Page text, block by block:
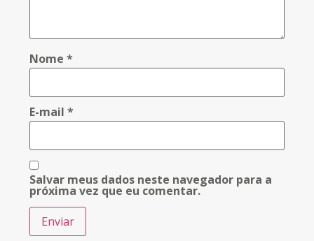
Nome*
E-mail*
Salvar meus dados neste navegador para a
próxima vez que eu comentar.